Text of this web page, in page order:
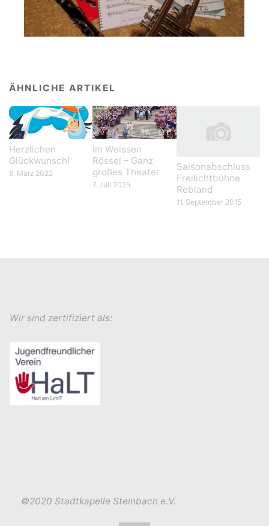
ÄHNLICHE ARTIKEL
Herzlichen
Glückwunsch!
8. März 2022
Im Weissen
Rössel – Ganz
großes Theater
7. Juli 2025
Saisonabschluss
Freilichtbühne
Rebland
11. September 2015
Wir sind zertifiziert als:
©2020 Stadtkapelle Steinbach e.V.